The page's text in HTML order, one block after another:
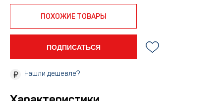
ПОХОЖИЕ ТОВАРЫ
ПОДПИСАТЬСЯ
Нашли дешевле?